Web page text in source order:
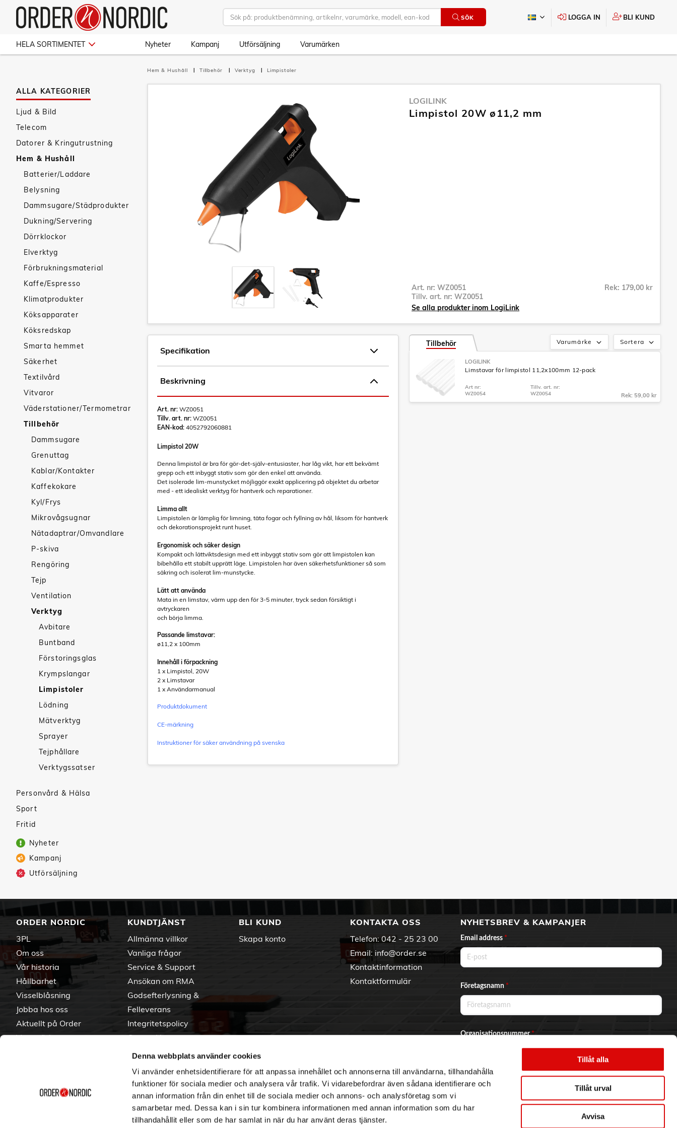
Denna webbplats använder cookies
Vi använder enhetsidentifierare för att anpassa innehållet och annonserna till användarna, tillhandahålla
funktioner för sociala medier och analysera vår trafik. Vi vidarebefordrar även sådana identifierare och
annan information från din enhet till de sociala medier och annons- och analysföretag som vi
samarbetar med. Dessa kan i sin tur kombinera informationen med annan information som du har
tillhandahållit eller som de har samlat in när du har använt deras tjänster.
Tillåt alla
Tillåt urval
Avvisa
SÖK LOGGA IN BLI KUND
HELA SORTIMENTET Nyheter Kampanj Utförsäljning Varumärken
ALLA KATEGORIER
Ljud & Bild
Telecom
Datorer & Kringutrustning
Hem & Hushåll
Batterier/Laddare
Belysning
Dammsugare/Städprodukter
Dukning/Servering
Dörrklockor
Elverktyg
Förbrukningsmaterial
Kaffe/Espresso
Klimatprodukter
Köksapparater
Köksredskap
Smarta hemmet
Säkerhet
Textilvård
Vitvaror
Väderstationer/Termometrar
Tillbehör
Dammsugare
Grenuttag
Kablar/Kontakter
Kaffekokare
Kyl/Frys
Mikrovågsugnar
Nätadaptrar/Omvandlare
P-skiva
Rengöring
Tejp
Ventilation
Verktyg
Avbitare
Buntband
Förstoringsglas
Krympslangar
Limpistoler
Lödning
Mätverktyg
Sprayer
Tejphållare
Verktygssatser
Personvård & Hälsa
Sport
Fritid
Nyheter
Kampanj
Utförsäljning
Hem & Hushåll Tillbehör Verktyg Limpistoler
LOGILINK
Limpistol 20W ø11,2 mm
Art. nr: WZ0051
Tillv. art. nr: WZ0051
Rek: 179,00 kr
Se alla produkter inom LogiLink
Specifikation
Beskrivning
Art. nr: WZ0051
Tillv. art. nr: WZ0051
EAN-kod: 4052792060881
Limpistol 20W
Denna limpistol är bra för gör-det-själv-entusiaster, har låg vikt, har ett bekvämt
grepp och ett inbyggt stativ som gör den enkel att använda.
Det isolerade lim-munstycket möjliggör exakt applicering på objektet du arbetar
med - ett idealiskt verktyg för hantverk och reparationer.
Limma allt
Limpistolen är lämplig för limning, täta fogar och fyllning av hål, liksom för hantverk
och dekorationsprojekt runt huset.
Ergonomisk och säker design
Kompakt och lättviktsdesign med ett inbyggt stativ som gör att limpistolen kan
bibehålla ett stabilt upprätt läge. Limpistolen har även säkerhetsfunktioner så som
säkring och isolerat lim-munstycke.
Lätt att använda
Mata in en limstav, värm upp den för 3-5 minuter, tryck sedan försiktigt i
avtryckaren
och börja limma.
Passande limstavar:
ø11,2 x 100mm
Innehåll i förpackning
1 x Limpistol, 20W
2 x Limstavar
1 x Användarmanual
Produktdokument
CE-märkning
Instruktioner för säker användning på svenska
Sortera
Varumärke
Tillbehör
LOGILINK
Limstavar för limpistol 11,2x100mm 12-pack
Art nr:
WZ0054
Tillv. art. nr:
WZ0054
Rek: 59,00 kr
ORDER NORDIC
3PL
Om oss
Vår historia
Hållbarhet
Visselblåsning
Jobba hos oss
Aktuellt på Order
Varumärken
KUNDTJÄNST
Allmänna villkor
Vanliga frågor
Service & Support
Ansökan om RMA
Godsefterlysning &
Felleverans
Integritetspolicy
Om cookies
BLI KUND
Skapa konto
KONTAKTA OSS
Telefon: 042 - 25 23 00
Email: info@order.se
Kontaktinformation
Kontaktformulär
NYHETSBREV & KAMPANJER
Email address *
Företagsnamn *
Organisationsnummer*
Ja, jag vill prenumerera på nyhetsbrevet.